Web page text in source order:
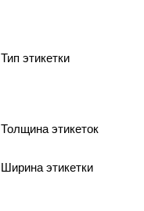
Тип этикетки
Толщина этикеток
Ширина этикетки